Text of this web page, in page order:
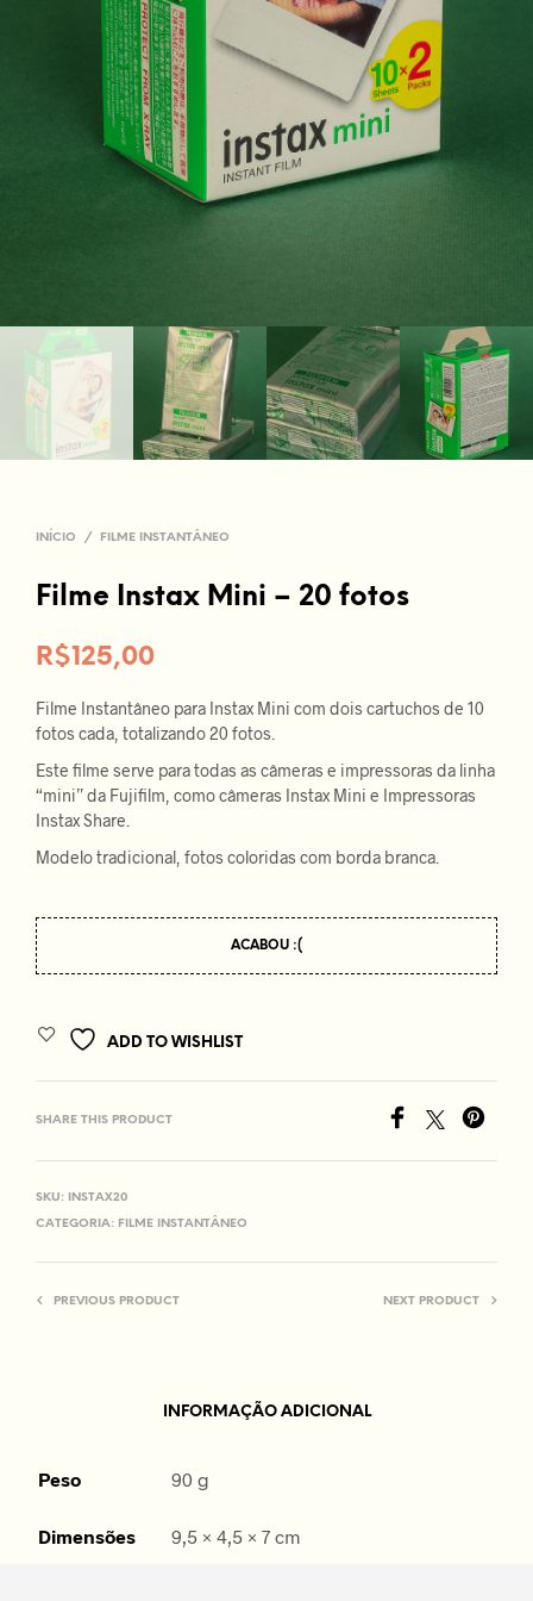
INÍCIO / FILME INSTANTÂNEO
Filme Instax Mini – 20 fotos
R$125,00
Filme Instantâneo para Instax Mini com dois cartuchos de 10
fotos cada, totalizando 20 fotos.
Este filme serve para todas as câmeras e impressoras da linha
“mini” da Fujifilm, como câmeras Instax Mini e Impressoras
Instax Share.
Modelo tradicional, fotos coloridas com borda branca.
ACABOU :(
ADD TO WISHLIST
SHARE THIS PRODUCT
SKU:
INSTAX20
CATEGORIA: FILME INSTANTÂNEO
PREVIOUS PRODUCT NEXT PRODUCT
INFORMAÇÃO ADICIONAL
Peso 90 g
Dimensões 9,5 × 4,5 × 7 cm